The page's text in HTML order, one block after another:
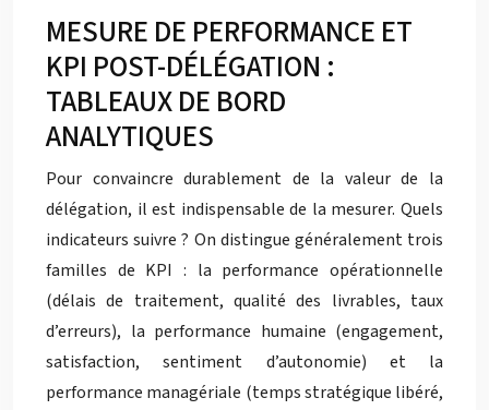
MESURE DE PERFORMANCE ET
KPI POST-DÉLÉGATION :
TABLEAUX DE BORD
ANALYTIQUES
Pour convaincre durablement de la valeur de la
délégation, il est indispensable de la mesurer. Quels
indicateurs suivre ? On distingue généralement trois
familles de KPI : la performance opérationnelle
(délais de traitement, qualité des livrables, taux
d’erreurs), la performance humaine (engagement,
satisfaction, sentiment d’autonomie) et la
performance managériale (temps stratégique libéré,